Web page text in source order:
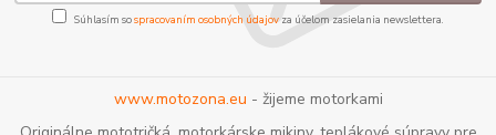
Súhlasím sospracovaním osobných údajov za účelom zasielania newslettera.
www.motozona.eu - žijeme motorkami